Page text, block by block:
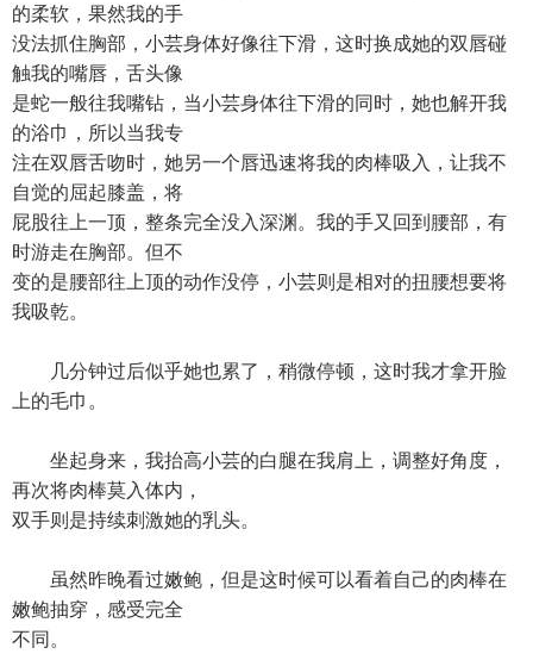
的柔软，果然我的手
没法抓住胸部，小芸身体好像往下滑，这时换成她的双唇碰
触我的嘴唇，舌头像
是蛇一般往我嘴钻，当小芸身体往下滑的同时，她也解开我
的浴巾，所以当我专
注在双唇舌吻时，她另一个唇迅速将我的肉棒吸入，让我不
自觉的屈起膝盖，将
屁股往上一顶，整条完全没入深渊。我的手又回到腰部，有
时游走在胸部。但不
变的是腰部往上顶的动作没停，小芸则是相对的扭腰想要将
我吸乾。
几分钟过后似乎她也累了，稍微停顿，这时我才拿开脸
上的毛巾。
坐起身来，我抬高小芸的白腿在我肩上，调整好角度，
再次将肉棒莫入体内，
双手则是持续刺激她的乳头。
虽然昨晚看过嫩鲍，但是这时候可以看着自己的肉棒在
嫩鲍抽穿，感受完全
不同。